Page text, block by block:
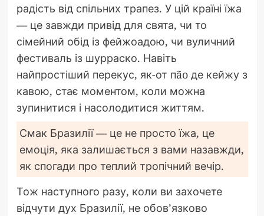
радість від спільних трапез. У цій країні їжа
— це завжди привід для свята, чи то
сімейний обід із фейжоадою, чи вуличний
фестиваль із шурраско. Навіть
найпростіший перекус, як-от пão де кейжу з
кавою, стає моментом, коли можна
зупинитися і насолодитися життям.
Смак Бразилії — це не просто їжа, це
емоція, яка залишається з вами назавжди,
як спогади про теплий тропічний вечір.
Тож наступного разу, коли ви захочете
відчути дух Бразилії, не обов’язково